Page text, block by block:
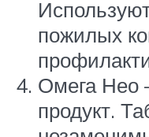
пожилых
Омега Нео
продукт.